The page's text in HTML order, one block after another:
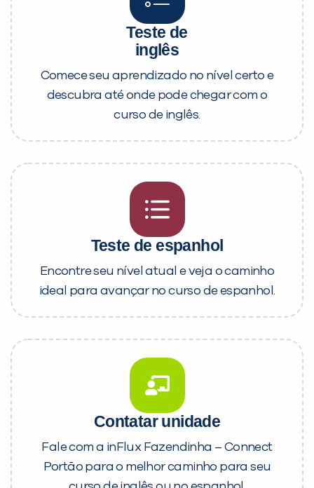
Teste de
inglês
Comece seu aprendizado no nível certo e
descubra até onde pode chegar com o
curso de inglês.
Teste de espanhol
Encontre seu nível atual e veja o caminho
ideal para avançar no curso de espanhol.
Contatar unidade
Fale com a inFlux Fazendinha – Connect
Portão para o melhor caminho para seu